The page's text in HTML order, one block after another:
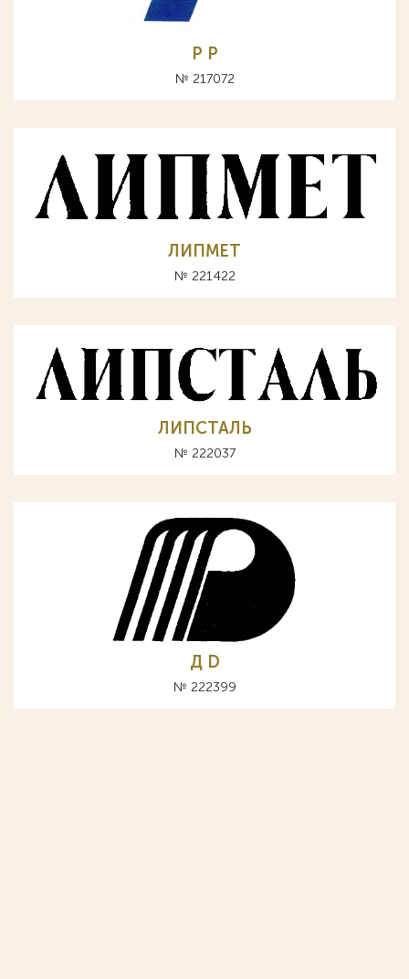
Р P
№ 217072
ЛИПМЕТ
№ 221422
ЛИПСТАЛЬ
№ 222037
Д D
№ 222399